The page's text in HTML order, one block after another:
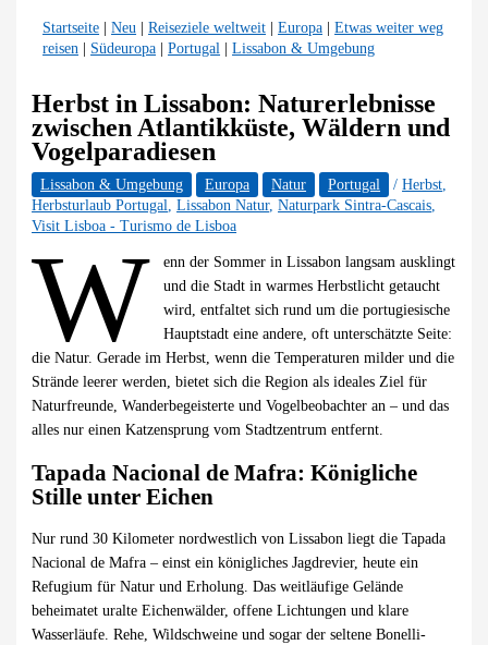
Startseite |Neu |Reiseziele weltweit |Europa |Etwas weiter weg
reisen
Südeuropa |Portugal |Lissabon & Umgebung
Herbst in Lissabon: Naturerlebnisse
zwischen Atlantikküste, Wäldern und
Vogelparadiesen
Lissabon & Umgebung Europa Natur Portugal /Herbst
Herbsturlaub Portugal ,Lissabon Natur,Naturpark Sintra-Cascais
Visit Lisboa - Turismo de Lisboa
W
enn der Sommer in Lissabon langsam ausklingt
und die Stadt in warmes Herbstlicht getaucht
wird, entfaltet sich rund um die portugiesische
Hauptstadt eine andere, oft unterschätzte Seite:
die Natur. Gerade im Herbst, wenn die Temperaturen milder und die
Strände leerer werden, bietet sich die Region als ideales Ziel für
Naturfreunde, Wanderbegeisterte und Vogelbeobachter an – und das
alles nur einen Katzensprung vom Stadtzentrum entfernt.
Tapada Nacional de Mafra: Königliche
Stille unter Eichen
Nur rund 30 Kilometer nordwestlich von Lissabon liegt die Tapada
Nacional de Mafra – einst ein königliches Jagdrevier, heute ein
Refugium für Natur und Erholung. Das weitläufige Gelände
beheimatet uralte Eichenwälder, offene Lichtungen und klare
Wasserläufe. Rehe, Wildschweine und sogar der seltene Bonelli-